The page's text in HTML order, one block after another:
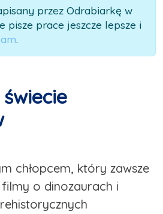
przez Odrabiarkę w
pisze prace jeszcze lepsze i
.
chłopcem, który zawsze
o dinozaurach i